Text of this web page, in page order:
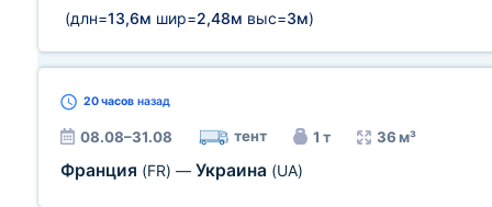
(длн=13,6м шир=2,48м выс=3м)
20 часов назад
08.08–31.08 тент 1 т 36 м³
Франция (FR) — Украина (UA)